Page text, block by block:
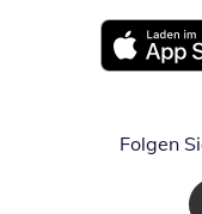
Öffnet in
Folgen